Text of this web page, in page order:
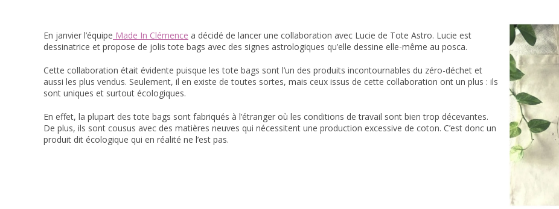
En janvier l’équipe Made In Clémence a décidé de lancer une collaboration avec Lucie de Tote Astro. Lucie est
dessinatrice et propose de jolis tote bags avec des signes astrologiques qu’elle dessine elle-même au posca.
Cette collaboration était évidente puisque les tote bags sont l’un des produits incontournables du zéro-déchet et
aussi les plus vendus. Seulement, il en existe de toutes sortes, mais ceux issus de cette collaboration ont un plus : ils
sont uniques et surtout écologiques.
En effet, la plupart des tote bags sont fabriqués à l’étranger où les conditions de travail sont bien trop décevantes.
De plus, ils sont cousus avec des matières neuves qui nécessitent une production excessive de coton. C’est donc un
produit dit écologique qui en réalité ne l’est pas.